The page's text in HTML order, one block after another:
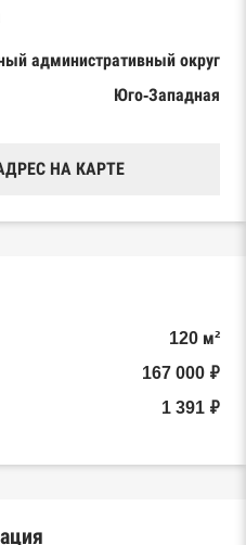
административный округ
Юго-Западная
НА КАРТЕ
120 м²
167 000 ₽
1 391 ₽